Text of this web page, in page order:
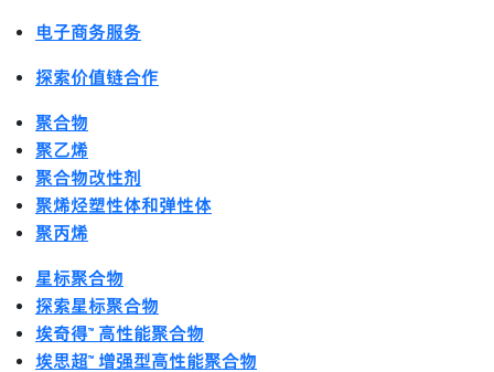
电子商务服务
探索价值链合作
聚合物
聚乙烯
聚合物改性剂
聚烯烃塑性体和弹性体
聚丙烯
星标聚合物
探索星标聚合物
埃奇得™ 高性能聚合物
埃思超™ 增强型高性能聚合物